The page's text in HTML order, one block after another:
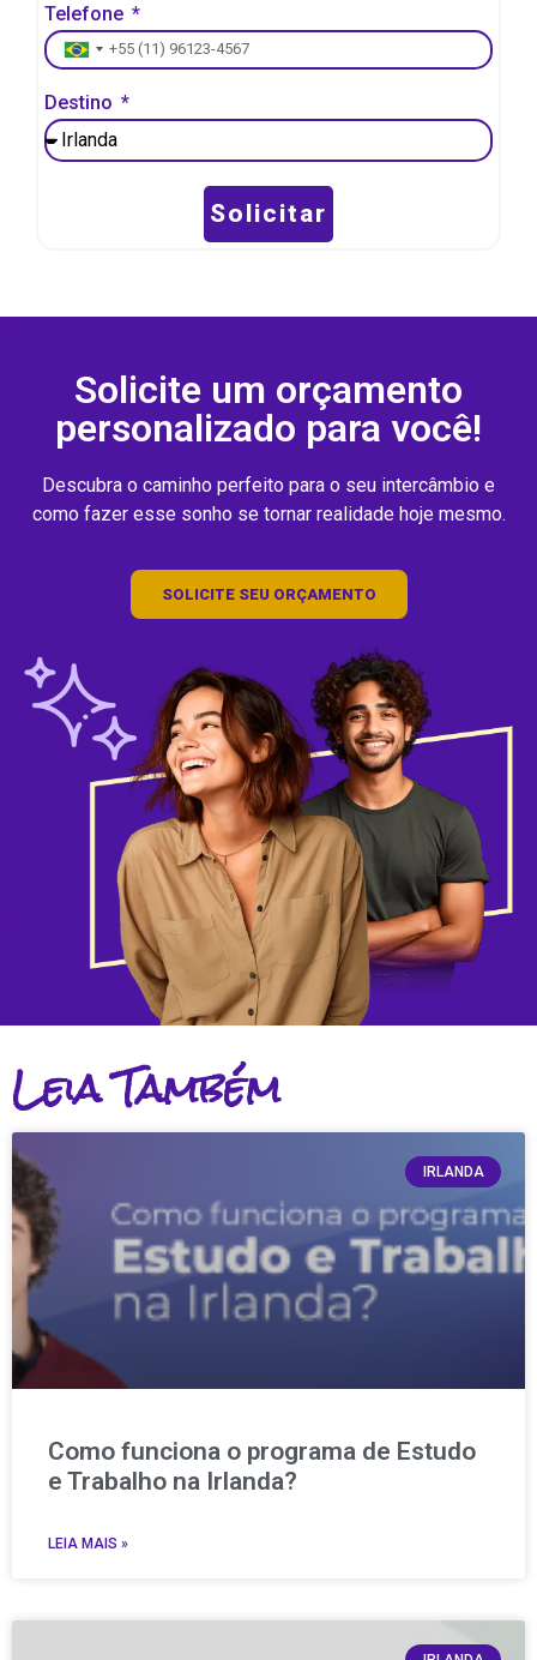
Telefone
Brazil +55
Destino
Solicitar
Solicite um orçamento
personalizado para você!
Descubra o caminho perfeito para o seu intercâmbio e
como fazer esse sonho se tornar realidade hoje mesmo.
SOLICITE SEU ORÇAMENTO
Leia Também
IRLANDA
Como funciona o programa de Estudo
e Trabalho na Irlanda?
LEIA MAIS »